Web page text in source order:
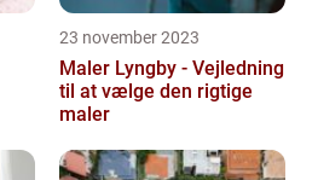
23 november 2023
Maler Lyngby - Vejledning
til at vælge den rigtige
maler